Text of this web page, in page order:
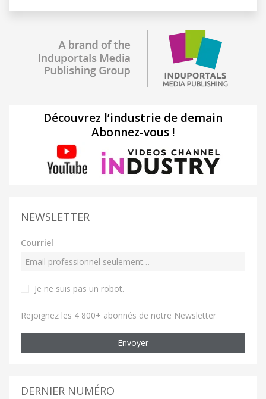
Découvrez l’industrie de demain
Abonnez-vous !
NEWSLETTER
Courriel
Je ne suis pas un robot.
Rejoignez les 4 800+ abonnés de notre Newsletter
Envoyer
DERNIER NUMÉRO